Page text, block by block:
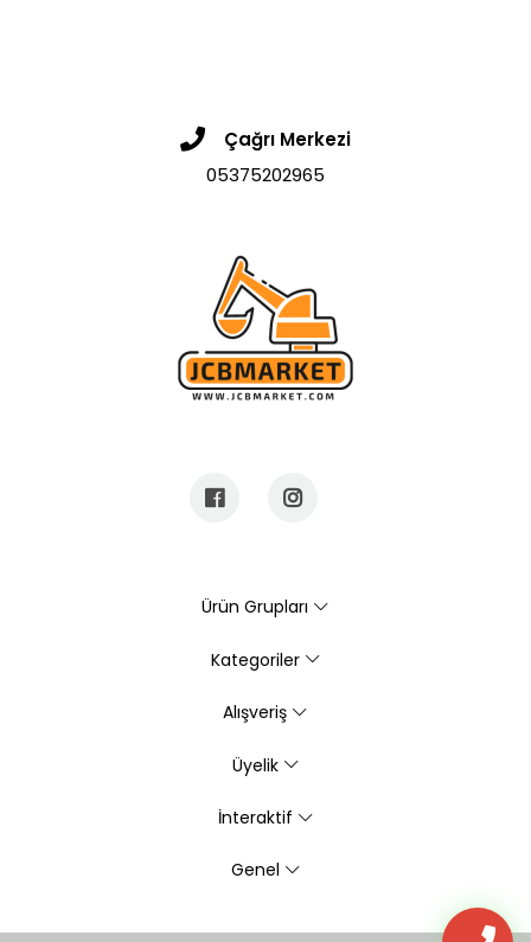
Çağrı Merkezi
05375202965
Ürün Grupları
Kategoriler
Alışveriş
Üyelik
İnteraktif
Genel